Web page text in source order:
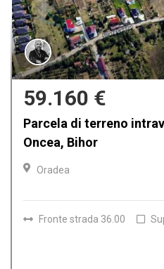
327.795 €
Terreno industriale in
Oradea
Oradea
Fronte strada 101.00